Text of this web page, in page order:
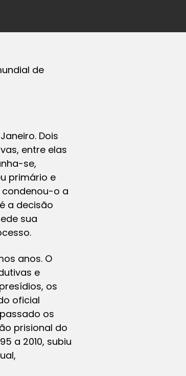
de
Dois
entre elas
se,
primário e
condenou-o a
a decisão
sua
anos. O
e
os
oficial
os
prisional do
a 2010, subiu